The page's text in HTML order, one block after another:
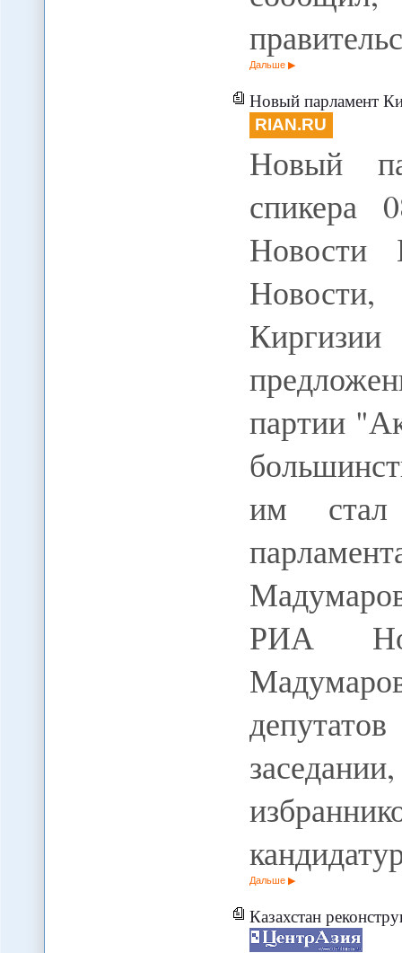
Дальше
Новый парламент
RIAN.RU
Новый
партии
им стал
РИА
Дальше
Казахстан